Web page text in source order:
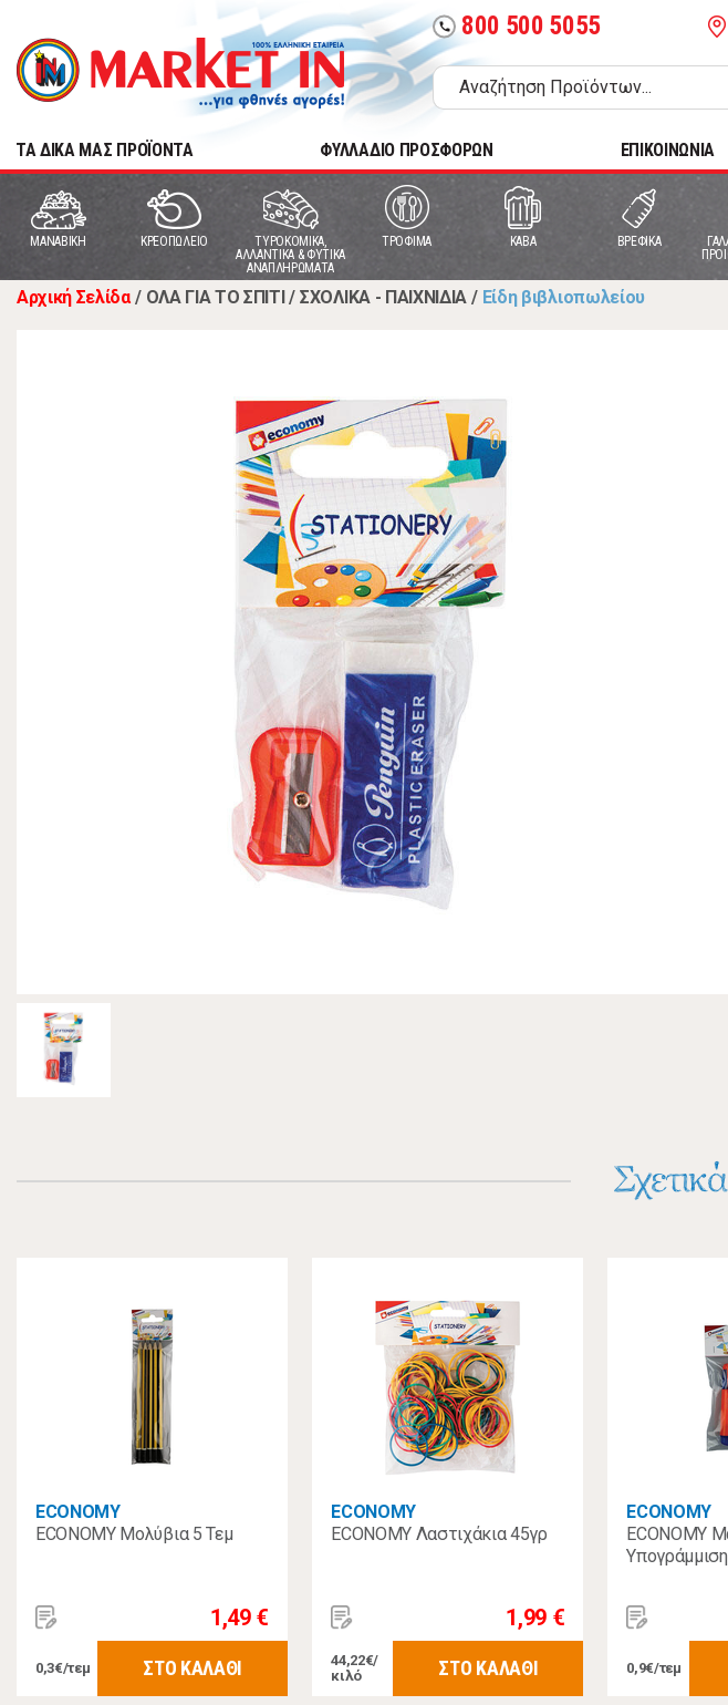
call 800 500 5055
TA ΔΙΚΑ ΜΑΣ ΠΡΟΪΟΝΤΑ ΦΥΛΛΑΔΙΟ ΠΡΟΣΦΟΡΩΝ ΕΠΙΚΟΙΝΩΝΙΑ
MANABIKH ΚΡΕΟΠΩΛΕΙΟ
ΤΥΡΟΚΟΜΙΚΑ,
ΑΛΛΑΝΤΙΚΑ & ΦΥΤΙΚΑ
ΑΝΑΠΛΗΡΩΜΑΤΑ
ΤΡΟΦΙΜΑ ΚΑΒΑ ΒΡΕΦΙΚΑ
Αρχική Σελίδα / ΟΛΑ ΓΙΑ ΤΟ ΣΠΙΤΙ / ΣΧΟΛΙΚΑ - ΠΑΙΧΝΙΔΙΑ / Είδη βιβλιοπωλείου
ECONOMY
ECONOMY Μολύβια 5 Τεμ
1,49 €
0,3€/τεμ ΣΤΟ ΚΑΛΑΘΙ
ECONOMY
ECONOMY Λαστιχάκια 45γρ
1,99 €
44,22€/
κιλό
ΣΤΟ ΚΑΛΑΘΙ
ECONOMY
ECONOMY
0,9€/τεμ